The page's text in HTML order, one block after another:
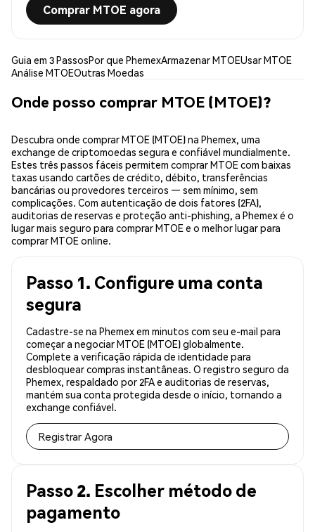
Comprar MTOE agora
Guia em 3 PassosPor que PhemexArmazenar MTOEUsar MTOE
Análise MTOEOutras Moedas
Onde posso comprar MTOE (MTOE)?
Descubra onde comprar MTOE (MTOE) na Phemex, uma
exchange de criptomoedas segura e confiável mundialmente.
Estes três passos fáceis permitem comprar MTOE com baixas
taxas usando cartões de crédito, débito, transferências
bancárias ou provedores terceiros — sem mínimo, sem
complicações. Com autenticação de dois fatores (2FA),
auditorias de reservas e proteção anti-phishing, a Phemex é o
lugar mais seguro para comprar MTOE e o melhor lugar para
comprar MTOE online.
Passo 1. Configure uma conta
segura
Cadastre-se na Phemex em minutos com seu e-mail para
começar a negociar MTOE (MTOE) globalmente.
Complete a verificação rápida de identidade para
desbloquear compras instantâneas. O registro seguro da
Phemex, respaldado por 2FA e auditorias de reservas,
mantém sua conta protegida desde o início, tornando a
exchange confiável.
Registrar Agora
Passo 2. Escolher método de
pagamento